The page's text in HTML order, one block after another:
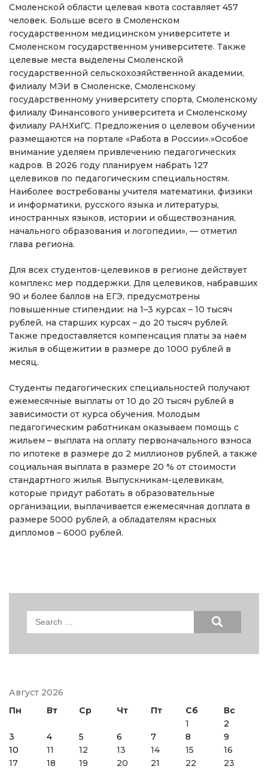
Смоленской области целевая квота составляет 457
человек. Больше всего в Смоленском
государственном медицинском университете и
Смоленском государственном университете. Также
целевые места выделены Смоленской
государственной сельскохозяйственной академии,
филиалу МЭИ в Смоленске, Смоленскому
государственному университету спорта, Смоленскому
филиалу Финансового университета и Смоленскому
филиалу РАНХиГС. Предложения о целевом обучении
размещаются на портале «Работа в России».»Особое
внимание уделяем привлечению педагогических
кадров. В 2026 году планируем набрать 127
целевиков по педагогическим специальностям.
Наиболее востребованы учителя математики, физики
и информатики, русского языка и литературы,
иностранных языков, истории и обществознания,
начального образования и логопедии», — отметил
глава региона.
Для всех студентов-целевиков в регионе действует
комплекс мер поддержки. Для целевиков, набравших
90 и более баллов на ЕГЭ, предусмотрены
повышенные стипендии: на 1–3 курсах – 10 тысяч
рублей, на старших курсах – до 20 тысяч рублей.
Также предоставляется компенсация платы за наём
жилья в общежитии в размере до 1000 рублей в
месяц.
Студенты педагогических специальностей получают
ежемесячные выплаты от 10 до 20 тысяч рублей в
зависимости от курса обучения. Молодым
педагогическим работникам оказываем помощь с
жильем – выплата на оплату первоначального взноса
по ипотеке в размере до 2 миллионов рублей, а также
социальная выплата в размере 20 % от стоимости
стандартного жилья. Выпускникам-целевикам,
которые придут работать в образовательные
организации, выплачивается ежемесячная доплата в
размере 5000 рублей, а обладателям красных
дипломов – 6000 рублей.
Search
Август 2026
Пн
Вт Ср Чт Пт Сб
Вс
1
2
3
4 5 6 7 8
9
10
11 12 13 14 15
16
17
18 19 20 21 22
23